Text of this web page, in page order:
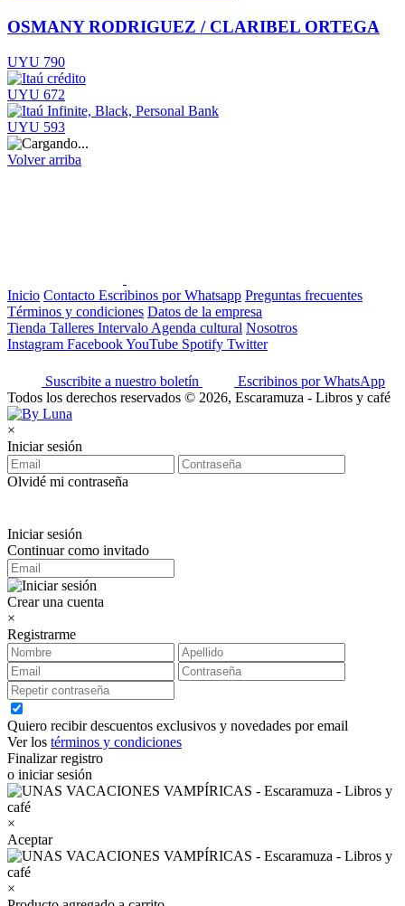
OSMANY RODRIGUEZ / CLARIBEL ORTEGA
UYU 790
UYU 672
UYU 593
Volver arriba
Inicio Contacto Escribinos por Whatsapp Preguntas frecuentes
Términos y condiciones Datos de la empresa
Tienda Talleres Intervalo Agenda cultural Nosotros
Instagram FacebookYouTube Spotify Twitter
Suscribite a nuestro boletín
Escribinos por WhatsApp
Todos los derechos reservados © 2026, Escaramuza - Libros y café
×
Iniciar sesión
Olvidé mi contraseña
Iniciar sesión
Continuar como invitado
Crear una cuenta
×
Registrarme
Quiero recibir descuentos exclusivos y novedades por email
Ver los términos y condiciones
Finalizar registro
o iniciar sesión
×
Aceptar
×